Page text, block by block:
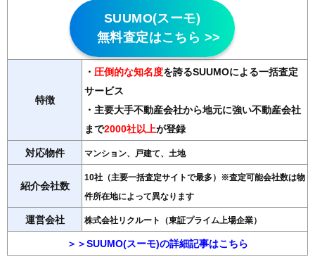
SUUMO(スーモ)
無料査定はこちら >>
特徴
・ 圧倒的な知名度を誇るSUUMOによる一括査定
サービス
・主要大手不動産会社から地元に強い不動産会社
まで2000社以上が登録
対応物件 マンション、戸建て、土地
紹介会社数
10社（主要一括査定サイトで最多）※査定可能会社数は物
件所在地によって異なります
運営会社 株式会社リクルート（東証プライム上場企業）
＞＞SUUMO(スーモ)の詳細記事はこちら